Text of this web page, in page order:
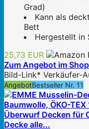
Grad)
Kann als
Bett
Hergestellt in
25,73 EUR
Zum Angebot im
Bild-Link* Verkäufer-
AngebotBestseller Nr. 11